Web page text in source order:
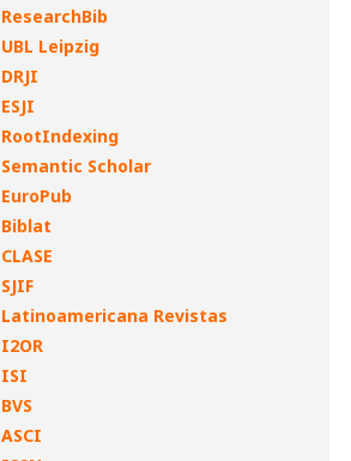
ResearchBib
UBL Leipzig
DRJI
ESJI
RootIndexing
Semantic Scholar
EuroPub
Biblat
CLASE
SJIF
Latinoamericana Revistas
I2OR
ISI
BVS
ASCI